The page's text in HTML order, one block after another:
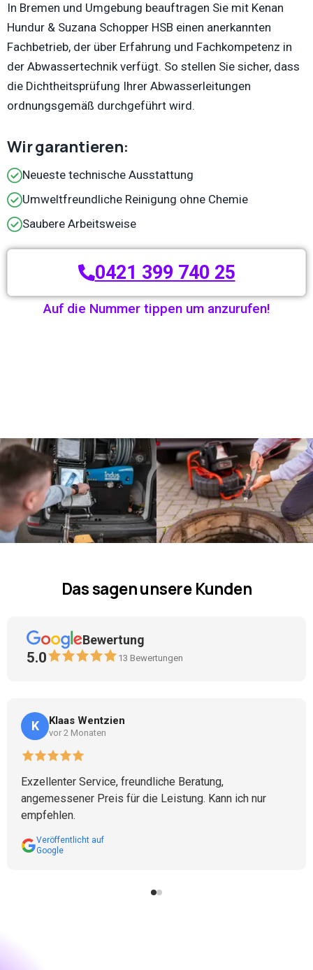
In Bremen und Umgebung beauftragen Sie mit Kenan
Hundur & Suzana Schopper HSB einen anerkannten
Fachbetrieb, der über Erfahrung und Fachkompetenz in
der Abwassertechnik verfügt. So stellen Sie sicher, dass
die Dichtheitsprüfung Ihrer Abwasserleitungen
ordnungsgemäß durchgeführt wird.
Wir garantieren:
Neueste technische Ausstattung
Umweltfreundliche Reinigung ohne Chemie
Saubere Arbeitsweise
0421 399 740 25
Auf die Nummer tippen um anzurufen!
Das sagen unsere Kunden
Bewertung
5.0 13 Bewertungen
K Klaas Wentzien
vor 2 Monaten
Exzellenter Service, freundliche Beratung,
angemessener Preis für die Leistung. Kann ich nur
empfehlen.
Veröffentlicht auf
Google